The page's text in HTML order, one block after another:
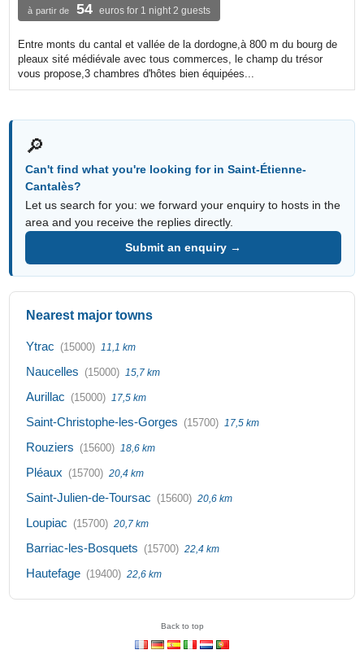
à partir de 54 euros for 1 night 2 guests
Entre monts du cantal et vallée de la dordogne,à 800 m du bourg de
pleaux sité médiévale avec tous commerces, le champ du trésor
vous propose,3 chambres d'hôtes bien équipées...
🔎
Can't find what you're looking for in Saint-Étienne-
Cantalès?
Let us search for you: we forward your enquiry to hosts in the
area and you receive the replies directly.
Submit an enquiry →
Nearest major towns
Ytrac (15000) 11,1 km
Naucelles (15000) 15,7 km
Aurillac (15000) 17,5 km
Saint-Christophe-les-Gorges (15700) 17,5 km
Rouziers (15600) 18,6 km
Pléaux (15700) 20,4 km
Saint-Julien-de-Toursac (15600) 20,6 km
Loupiac (15700) 20,7 km
Barriac-les-Bosquets (15700) 22,4 km
Hautefage (19400) 22,6 km
Back to top